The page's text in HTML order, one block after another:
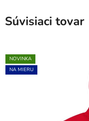
Súvisiaci tovar
NOVINKA
NA MIERU